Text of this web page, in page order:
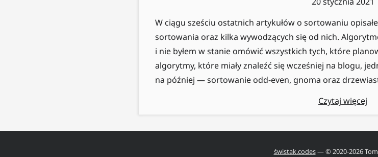
W ciągu sześciu ostatnich artykułów o sortowaniu
sortowania oraz kilka wywodzących się od nich.
i nie byłem w stanie omówić wszystkich tych, które
algorytmy, które miały znaleźć się wcześniej na blogu,
na później — sortowanie odd-even, gnoma oraz
Czytaj więcej
świstak.codes— © 2020-2026